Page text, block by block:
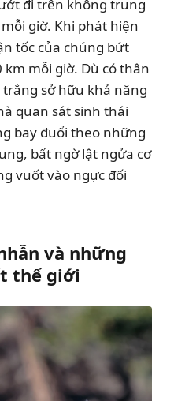
đi trên không trung
giờ. Khi phát hiện
tốc của chúng bứt
mỗi giờ. Dù có thân
sở hữu khả năng
quan sát sinh thái
bay đuổi theo những
bất ngờ lật ngửa cơ
vuốt vào ngực đối
và những
thế giới